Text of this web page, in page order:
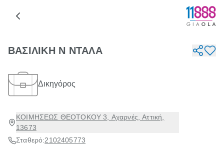
ΒΑΣΙΛΙΚΗ Ν ΝΤΑΛΑ
Δικηγόρος
ΚΟΙΜΗΣΕΩΣ ΘΕΟΤΟΚΟΥ 3, Αχαρνές, Αττική,
13673
Σταθερό:2102405773